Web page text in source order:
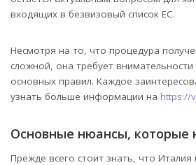
входящих в безвизовый список ЕС.
Несмотря на то, что процедура
сложной, она требует
основных правил. Каждое
узнать больше информации на https://
Основные нюансы, которые
Прежде всего стоит знать, что